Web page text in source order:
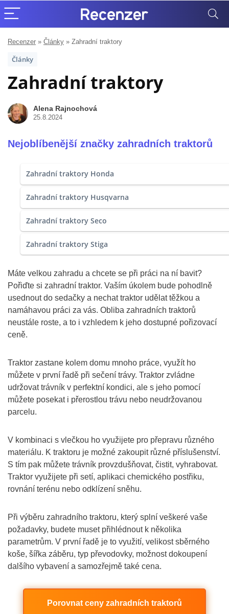
Recenzer » Články » Zahradní traktory
Články
Zahradní traktory
Alena Rajnochová
25.8.2024
Nejoblíbenější značky zahradních traktorů
Zahradní traktory Honda
Zahradní traktory Husqvarna
Zahradní traktory Seco
Zahradní traktory Stiga
Máte velkou zahradu a chcete se při práci na ní bavit?
Pořiďte si zahradní traktor. Vaším úkolem bude pohodlně
usednout do sedačky a nechat traktor udělat těžkou a
namáhavou práci za vás. Obliba zahradních traktorů
neustále roste, a to i vzhledem k jeho dostupné pořizovací
ceně.
Traktor zastane kolem domu mnoho práce, využít ho
můžete v první řadě při sečení trávy. Traktor zvládne
udržovat trávník v perfektní kondici, ale s jeho pomocí
můžete posekat i přerostlou trávu nebo neudržovanou
parcelu.
V kombinaci s vlečkou ho využijete pro přepravu různého
materiálu. K traktoru je možné zakoupit různé příslušenství.
S tím pak můžete trávník provzdušňovat, čistit, vyhrabovat.
Traktor využijete při setí, aplikaci chemického postřiku,
rovnání terénu nebo odklízení sněhu.
Při výběru zahradního traktoru, který splní veškeré vaše
požadavky, budete muset přihlédnout k několika
parametrům. V první řadě je to využití, velikost sběrného
koše, šířka záběru, typ převodovky, možnost dokoupení
dalšího vybavení a samozřejmě také cena.
Porovnat ceny zahradních traktorů